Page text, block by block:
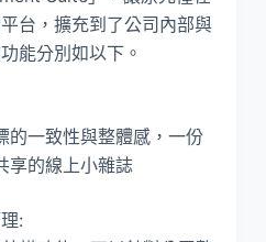
台，擴充到了公司內部與
能分別如以下。
的一致性與整體感，一份
享的線上小雜誌
: